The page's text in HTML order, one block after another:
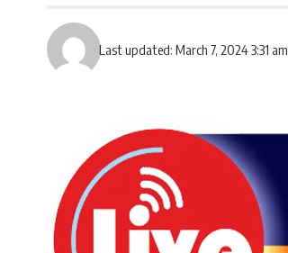
Last updated: March 7, 2024 3:31 am